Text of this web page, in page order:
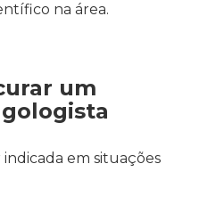
na área.
um
indicada em situações